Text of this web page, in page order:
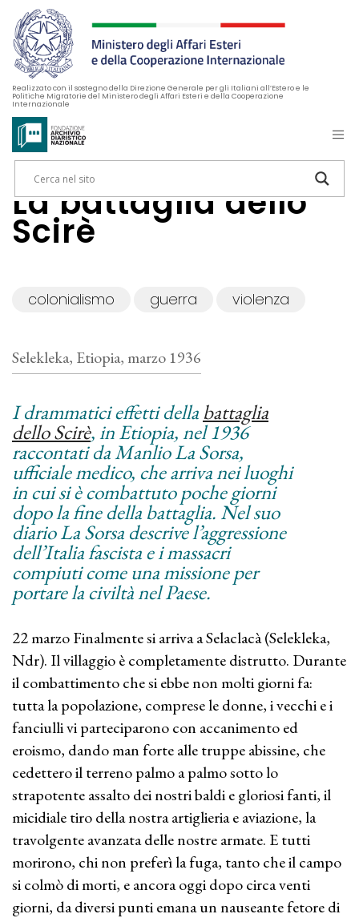
Realizzato con il sostegno della Direzione Generale per gli Italiani all’Estero e le
Politiche Migratorie del Ministero degli Affari Esteri e della Cooperazione
Internazionale
La battaglia dello
Scirè
colonialismo guerra violenza
Selekleka, Etiopia, marzo 1936
I drammatici effetti dellabattaglia
dello Scirè, in Etiopia, nel 1936
raccontati da Manlio La Sorsa,
ufficiale medico, che arriva nei luoghi
in cui si è combattuto poche giorni
dopo la fine della battaglia. Nel suo
diario La Sorsa descrive l’aggressione
dell’Italia fascista e i massacri
compiuti come una missione per
portare la civiltà nel Paese.
22 marzo Finalmente si arriva a Selaclacà (Selekleka,
Ndr). Il villaggio è completamente distrutto. Durante
il combattimento che si ebbe non molti giorni fa:
tutta la popolazione, comprese le donne, i vecchi e i
fanciulli vi parteciparono con accanimento ed
eroismo, dando man forte alle truppe abissine, che
cedettero il terreno palmo a palmo sotto lo
strapotente assalto dei nostri baldi e gloriosi fanti, il
micidiale tiro della nostra artiglieria e aviazione, la
travolgente avanzata delle nostre armate. E tutti
morirono, chi non preferì la fuga, tanto che il campo
si colmò di morti, e ancora oggi dopo circa venti
giorni, da diversi punti emana un nauseante fetore di